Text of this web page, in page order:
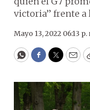
victoria” frente a
Mayo 13, 2022 06:13 p.
WhatsApp
Facebook
Twitter